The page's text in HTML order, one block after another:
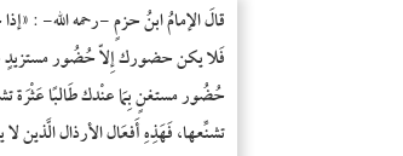
قالَ الإمامُ ابنُ حزمٍ -رحمه الله- :
فَلا يكن حضورك إِلاّ حُضُور مستزيدٍ
حُضُور مستغنٍ بِمَا عنْدك طَالبًا عَثْرَة
تشنِّعها، فَهَذِهِ أَفعَال الأرذال الَّذين